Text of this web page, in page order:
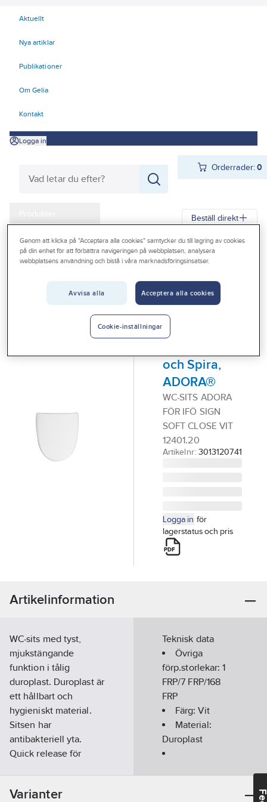
Aktuellt
Nya artiklar
Publikationer
Om Gelia
Kontakt
Logga in
Orderrader:0
Outlet
Beställ direkt
Gelia Produkter Gelia VVS Sanitetporslin WC-sits
ADORA®
WC-sits,
hårdsits
och Spira,
ADORA®
WC-SITS ADORA
FÖR IFÖ SIGN
SOFT CLOSE VIT
12401.20
Artikelnr: 3013120741
Logga in för
lagerstatus och pris
Artikelinformation
WC-sits med tyst,
mjukstängande
funktion i tålig
duroplast. Duroplast är
ett hållbart och
hygieniskt material.
Sitsen har
antibakteriell yta.
Quick release för
och snabb installation.
Teknisk data
Övriga
förp.storlekar:1
FRP/7 FRP/168
FRP
Färg:Vit
Material:
Duroplast
Varianter
Genom att klicka på "Acceptera alla cookies" samtycker du till lagring av cookies
på din enhet för att förbättra navigeringen på webbplatsen, analysera
webbplatsens användning och bistå i våra marknadsföringsinsatser.
Avvisa alla Acceptera alla cookies
Cookie-inställningar